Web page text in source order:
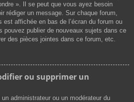
». Il se peut que vous ayez besoin
rédiger un message. Sur chaque forum,
affichée en bas de l’écran du forum ou
pouvez publier de nouveaux sujets dans ce
des pièces jointes dans ce forum, etc.
ou supprimer un
administrateur ou un modérateur du